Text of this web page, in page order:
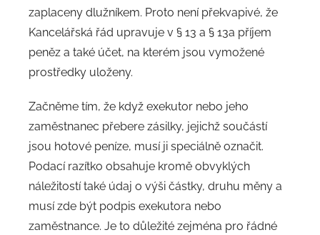
zaplaceny dlužníkem. Proto není překvapivé, že
Kancelářská řád upravuje v § 13 a § 13a příjem
peněz a také účet, na kterém jsou vymožené
prostředky uloženy.
Začněme tím, že když exekutor nebo jeho
zaměstnanec přebere zásilky, jejichž součástí
jsou hotové peníze, musí ji speciálně označit.
Podací razítko obsahuje kromě obvyklých
náležitostí také údaj o výši částky, druhu měny a
musí zde být podpis exekutora nebo
zaměstnance. Je to důležité zejména pro řádné